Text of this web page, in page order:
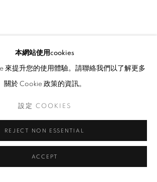
本網站使用cookies
來提升您的使用體驗。請聯絡我們以了解更多
關於 Cookie 政策的資訊。
設定 COOKIES
REJECT NON ESSENTIAL
ACCEPT